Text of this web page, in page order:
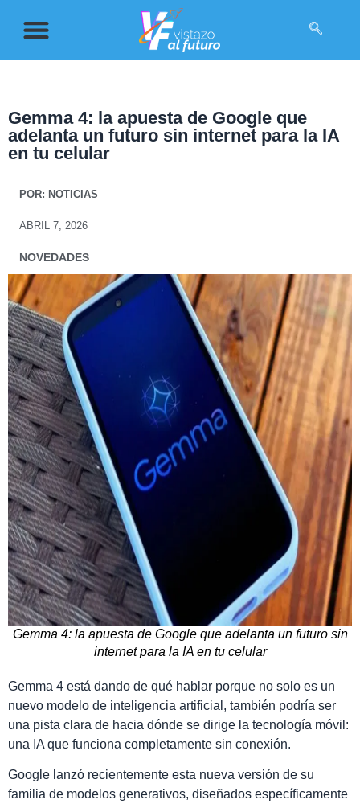
Gemma 4: la apuesta de Google que
adelanta un futuro sin internet para la IA
en tu celular
POR: NOTICIAS
ABRIL 7, 2026
NOVEDADES
Gemma 4: la apuesta de Google que adelanta un futuro sin
internet para la IA en tu celular
Gemma 4 está dando de qué hablar porque no solo es un
nuevo modelo de inteligencia artificial, también podría ser
una pista clara de hacia dónde se dirige la tecnología móvil:
una IA que funciona completamente sin conexión.
Google lanzó recientemente esta nueva versión de su
familia de modelos generativos, diseñados específicamente